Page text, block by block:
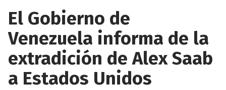
El Gobierno de
Venezuela informa de la
extradición de Alex Saab
a Estados Unidos